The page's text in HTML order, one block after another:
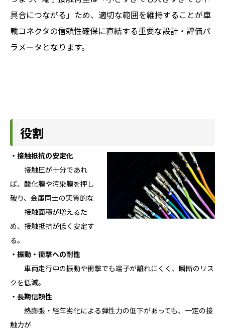
具合につながる」ため、適切な範囲を維持することが車
載コネクタの信頼性確保に直結する重要な設計・評価パ
ラメータとなります。
役割
・接触抵抗の安定化
接触圧が十分であれ
ば、酸化膜や汚染膜を押し
破り、金属同士の実質的な
接触面積が増えるた
め、接触抵抗が低く安定す
る。
・振動・衝撃への耐性
車両走行中の振動や衝撃でも端子が離れにくく、瞬断のリス
クを低減。
・長期信頼性
熱膨張・経年劣化による弾性力の低下があっても、一定の接
触力が